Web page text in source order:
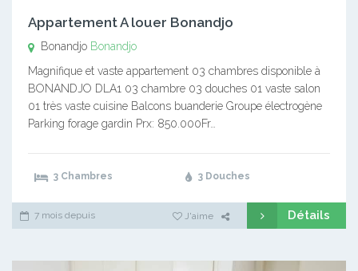
Appartement A louer Bonandjo
Bonandjo Bonandjo
Magnifique et vaste appartement 03 chambres disponible à
BONANDJO DLA1 03 chambre 03 douches 01 vaste salon
01 très vaste cuisine Balcons buanderie Groupe électrogène
Parking forage gardin Prx: 850.000Fr…
3 Chambres 3 Douches
7 mois depuis J'aime Détails